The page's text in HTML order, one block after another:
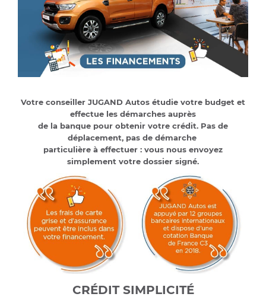
Votre conseiller JUGAND Autos étudie votre budget et
effectue les démarches auprès
de la banque pour obtenir votre crédit. Pas de
déplacement, pas de démarche
particulière à effectuer : vous nous envoyez
simplement votre dossier signé.
CRÉDIT SIMPLICITÉ